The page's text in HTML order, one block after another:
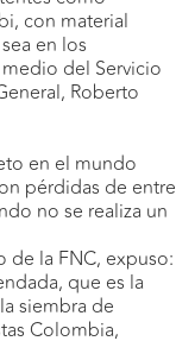
con material
en los
del Servicio
Roberto
en el mundo
pérdidas de entre
no se realiza un
de la FNC, expuso:
que es la
siembra de
Colombia,